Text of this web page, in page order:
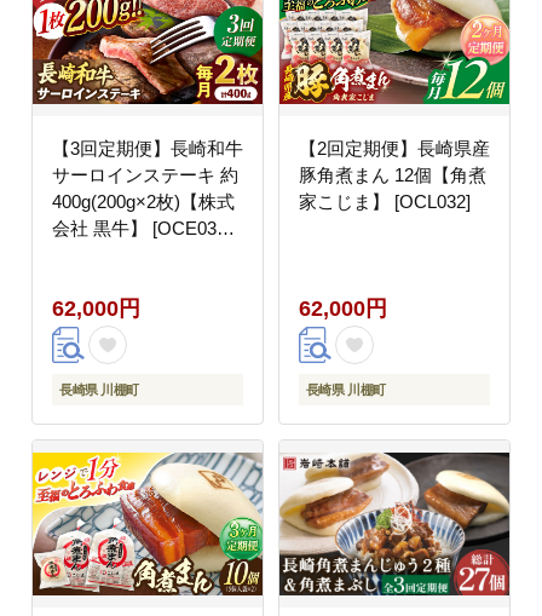
【3回定期便】長崎和牛
サーロインステーキ 約
400g(200g×2枚)【株式
会社 黒牛】 [OCE034] /
牛肉 サーロインステー
キ 牛 肉 サーロインス
テーキ サーロイン ステ
ーキ ぎゅうにく A4ラ
キ 上質牛肉 高級
62,000円
長崎県 川棚町
【2回定期便】長崎県産
豚角煮まん 12個【角煮
家こじま】 [OCL032]
62,000円
長崎県 川棚町